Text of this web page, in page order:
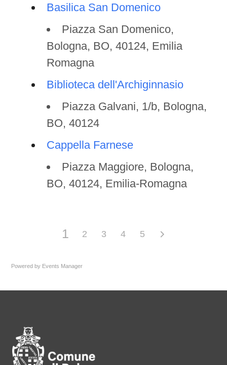
Basilica San Domenico
Piazza San Domenico,
Bologna, BO, 40124, Emilia
Romagna
Biblioteca dell'Archiginnasio
Piazza Galvani, 1/b, Bologna,
BO, 40124
Cappella Farnese
Piazza Maggiore, Bologna,
BO, 40124, Emilia-Romagna
1 2 3 4 5
Powered by Events Manager